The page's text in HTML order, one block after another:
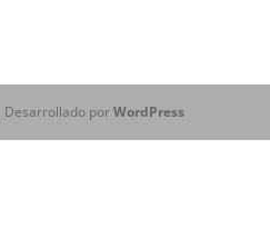
Desarrollado porWordPress